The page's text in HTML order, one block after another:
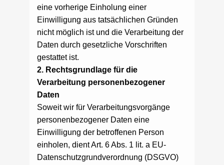
eine vorherige Einholung einer
Einwilligung aus tatsächlichen Gründen
nicht möglich ist und die Verarbeitung der
Daten durch gesetzliche Vorschriften
gestattet ist.
2. Rechtsgrundlage für die
Verarbeitung personenbezogener
Daten
Soweit wir für Verarbeitungsvorgänge
personenbezogener Daten eine
Einwilligung der betroffenen Person
einholen, dient Art. 6 Abs. 1 lit. a EU-
Datenschutzgrundverordnung (DSGVO)